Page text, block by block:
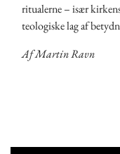
ritualerne – især
teologiske lag af
Af Martin Ravn